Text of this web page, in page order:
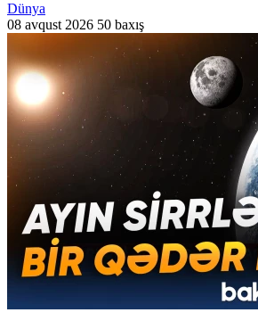
Dünya
08 avqust 2026 50 baxış